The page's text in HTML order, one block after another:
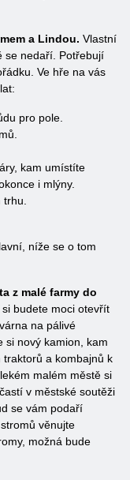
a Lindou. Vlastní
se nedaří. Potřebují
Ve hře na vás
pro pole.
kam umístíte
i mlýny.
níže se o tom
z malé farmy do
budete moci otevřít
na pálivé
si nový kamion, kam
traktorů a kombajnů k
malém městě si
v městské soutěži
se vám podaří
věnujte
možná bude